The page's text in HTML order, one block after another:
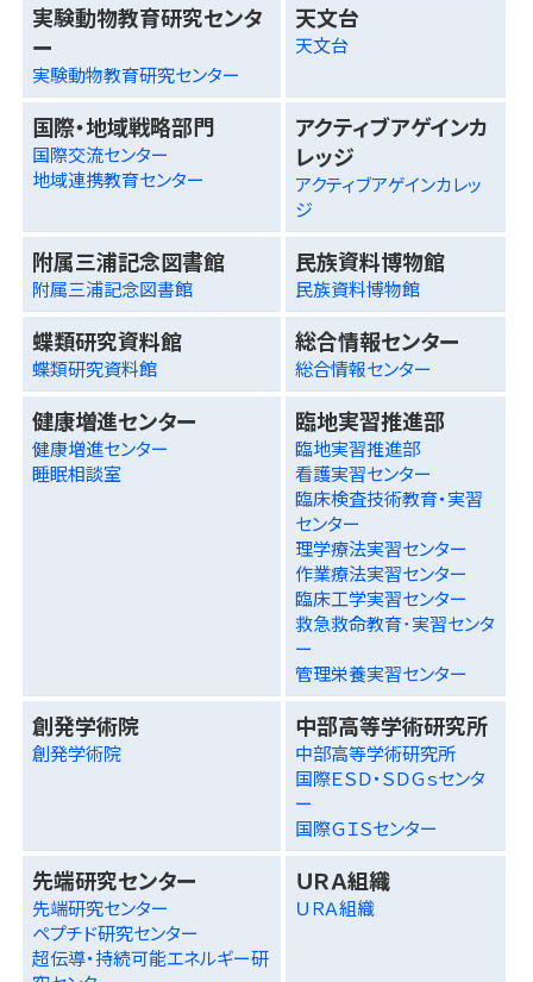
実験動物教育研究センタ
ー
実験動物教育研究センター
天文台
天文台
国際・地域戦略部門
国際交流センター
地域連携教育センター
アクティブアゲインカ
レッジ
アクティブアゲインカレッ
ジ
附属三浦記念図書館
附属三浦記念図書館
民族資料博物館
民族資料博物館
蝶類研究資料館
蝶類研究資料館
総合情報センター
総合情報センター
健康増進センター
健康増進センター
睡眠相談室
臨地実習推進部
臨地実習推進部
看護実習センター
臨床検査技術教育・実習
センター
理学療法実習センター
作業療法実習センター
臨床工学実習センター
救急救命教育･実習センタ
ー
管理栄養実習センター
創発学術院
創発学術院
中部高等学術研究所
中部高等学術研究所
国際ＥＳＤ・ＳＤＧｓセンタ
ー
国際ＧＩＳセンター
先端研究センター
先端研究センター
ペプチド研究センター
超伝導・持続可能エネルギー研
ＵＲＡ組織
ＵＲＡ組織